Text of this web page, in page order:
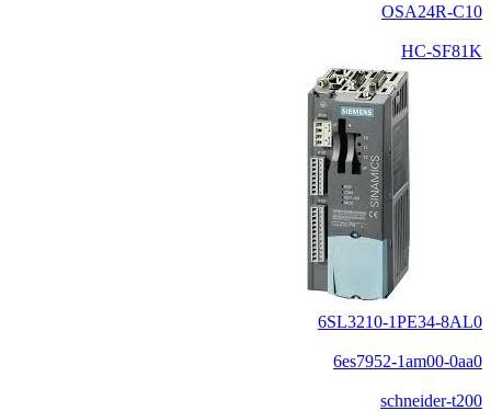
OSA24R-C10
HC-SF81K
6SL3210-1PE34-8AL0
6es7952-1am00-0aa0
schneider-t200